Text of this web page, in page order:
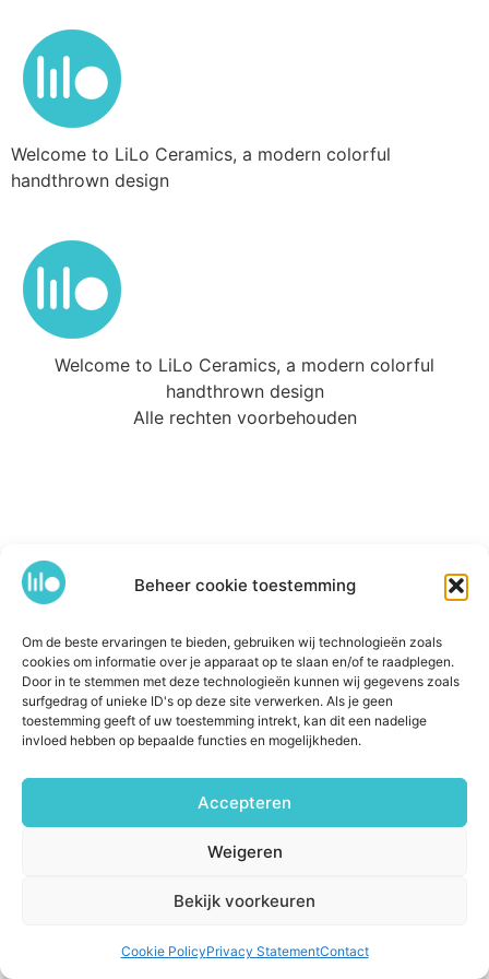
Beheer cookie toestemming
Om de beste ervaringen te bieden, gebruiken wij technologieën zoals
cookies om informatie over je apparaat op te slaan en/of te raadplegen.
Door in te stemmen met deze technologieën kunnen wij gegevens zoals
surfgedrag of unieke ID's op deze site verwerken. Als je geen
toestemming geeft of uw toestemming intrekt, kan dit een nadelige
invloed hebben op bepaalde functies en mogelijkheden.
Accepteren
Weigeren
Bekijk voorkeuren
Cookie PolicyPrivacy StatementContact
Welcome to LiLo Ceramics, a modern colorful
handthrown design
Welcome to LiLo Ceramics, a modern colorful
handthrown design
Alle rechten voorbehouden